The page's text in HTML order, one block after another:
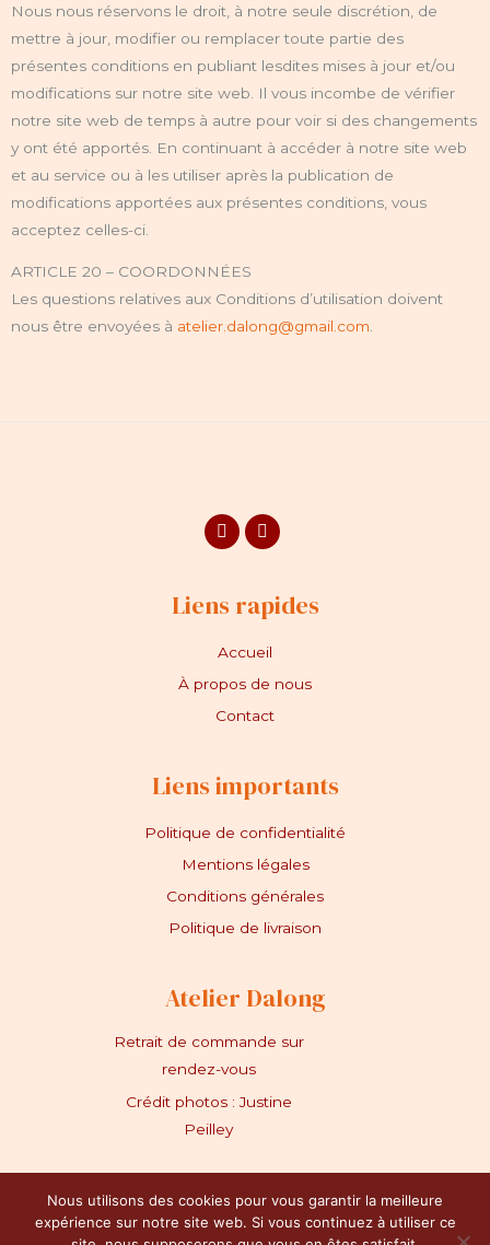
Nous nous réservons le droit, à notre seule discrétion, de
mettre à jour, modifier ou remplacer toute partie des
présentes conditions en publiant lesdites mises à jour et/ou
modifications sur notre site web. Il vous incombe de vérifier
notre site web de temps à autre pour voir si des changements
y ont été apportés. En continuant à accéder à notre site web
et au service ou à les utiliser après la publication de
modifications apportées aux présentes conditions, vous
acceptez celles-ci.
ARTICLE 20 – COORDONNÉES
Les questions relatives aux Conditions d’utilisation doivent
nous être envoyées à atelier.dalong@gmail.com.
FacebookInstagram
Liens rapides
Accueil
À propos de nous
Contact
Liens importants
Politique de confidentialité
Mentions légales
Conditions générales
Politique de livraison
Atelier Dalong
Retrait de commande sur
rendez-vous
Crédit photos : Justine
Peilley
Copyright © 2024 Atelier Dalong
Nous utilisons des cookies pour vous garantir la meilleure
expérience sur notre site web. Si vous continuez à utiliser ce